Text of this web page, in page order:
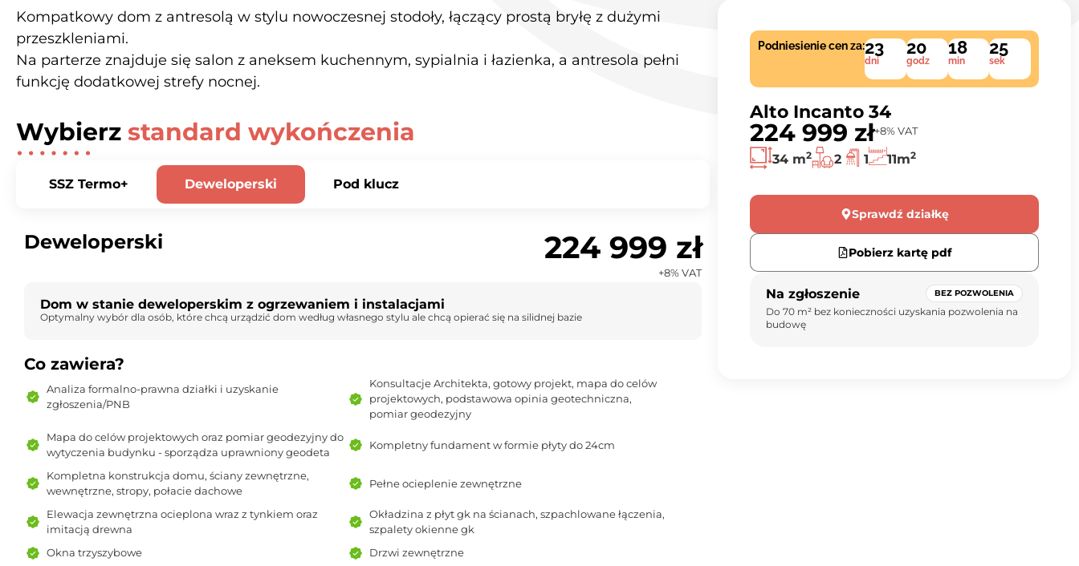
Kompatkowy dom z antresolą w stylu nowoczesnej stodoły, łączący prostą bryłę z dużymi
przeszkleniami.
Na parterze znajduje się salon z aneksem kuchennym, sypialnia i łazienka, a antresola pełni
funkcję dodatkowej strefy nocnej.
Wybierz standard wykończenia
SSZ Termo+ Deweloperski Pod klucz
Deweloperski 224 999 zł
+8% VAT
Dom w stanie deweloperskim z ogrzewaniem i instalacjami
Optymalny wybór dla osób, które chcą urządzić dom według własnego stylu ale chcą opierać się na silidnej bazie
Co zawiera?
Analiza formalno-prawna działki i uzyskanie
zgłoszenia/PNB
Konsultacje Architekta, gotowy projekt, mapa do celów
projektowych, podstawowa opinia geotechniczna,
pomiar geodezyjny
Mapa do celów projektowych oraz pomiar geodezyjny do
wytyczenia budynku - sporządza uprawniony geodeta
Kompletny fundament w formie płyty do 24cm
Kompletna konstrukcja domu, ściany zewnętrzne,
wewnętrzne, stropy, połacie dachowe
Pełne ocieplenie zewnętrzne
Elewacja zewnętrzna ocieplona wraz z tynkiem oraz
imitacją drewna
Okładzina z płyt gk na ścianach, szpachlowane łączenia,
szpalety okienne gk
Okna trzyszybowe
Drzwi zewnętrzne
Podniesienie cen za:23
dni
20
godz
18
min
24
sek
Alto Incanto 34
224 999 zł+8% VAT
34 m2 2 1 11m2
Sprawdź działkę
Pobierz kartę pdf
Na zgłoszenie BEZ POZWOLENIA
Do 70 m² bez konieczności uzyskania pozwolenia na
budowę